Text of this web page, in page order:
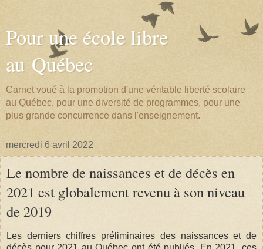
Pour une école libre
au Québec
Carnet voué à la promotion d'une véritable liberté scolaire
au Québec, pour une diversité de programmes, pour une
plus grande concurrence dans l'enseignement.
mercredi 6 avril 2022
Le nombre de naissances et de décès en
2021 est globalement revenu à son niveau
de 2019
Les derniers chiffres préliminaires des naissances et de